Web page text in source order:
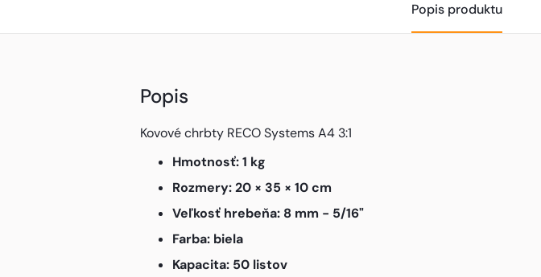
Popis produktu
Popis
Kovové chrbty RECO Systems A4 3:1
Hmotnosť: 1 kg
Rozmery: 20 × 35 × 10 cm
Veľkosť hrebeňa: 8 mm - 5/16"
Farba: biela
Kapacita: 50 listov